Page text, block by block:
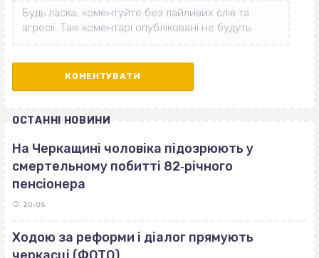
ОСТАННІ НОВИНИ
На Черкащині чоловіка підозрюють у
смертельному побитті 82‐річного
пенсіонера
20:05
Ходою за реформи і діалог прямують